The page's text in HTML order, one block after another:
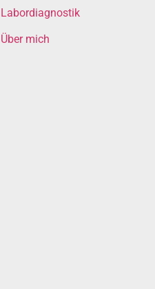
Labordiagnostik
Über mich